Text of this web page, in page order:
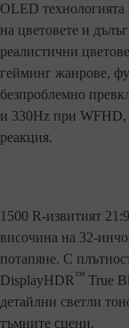
OLED технологията
на цветовете и
реалистични
гейминг жанрове,
безпроблемно
и 330Hz при WFHD,
реакция.
1500 R-извитият
височина на 32-
потапяне. С
DisplayHDR™ True
детайлни светли
тъмните сцени.